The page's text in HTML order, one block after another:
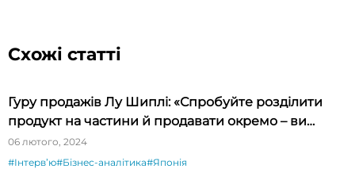
Схожі статті
Гуру продажів Лу Шиплі: «Спробуйте розділити
продукт на частини й продавати окремо – ви
будете вражені»
06 лютого, 2024
#Інтервʼю#Бізнес-аналітика#Японія